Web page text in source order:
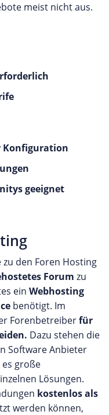
meist nicht aus.
Konfiguration
geeignet
den Foren Hosting
Forum zu
ein Webhosting
benötigt. Im
Forenbetreiberfür
Dazu stehen die
Software Anbieter
große
Lösungen.
kostenlos als
werden können,